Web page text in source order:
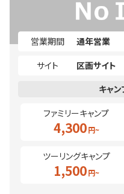
営業期間
通年営業
サイト
区画サイト
ファミリーキャンプ
4,300
ツーリングキャンプ
1,500